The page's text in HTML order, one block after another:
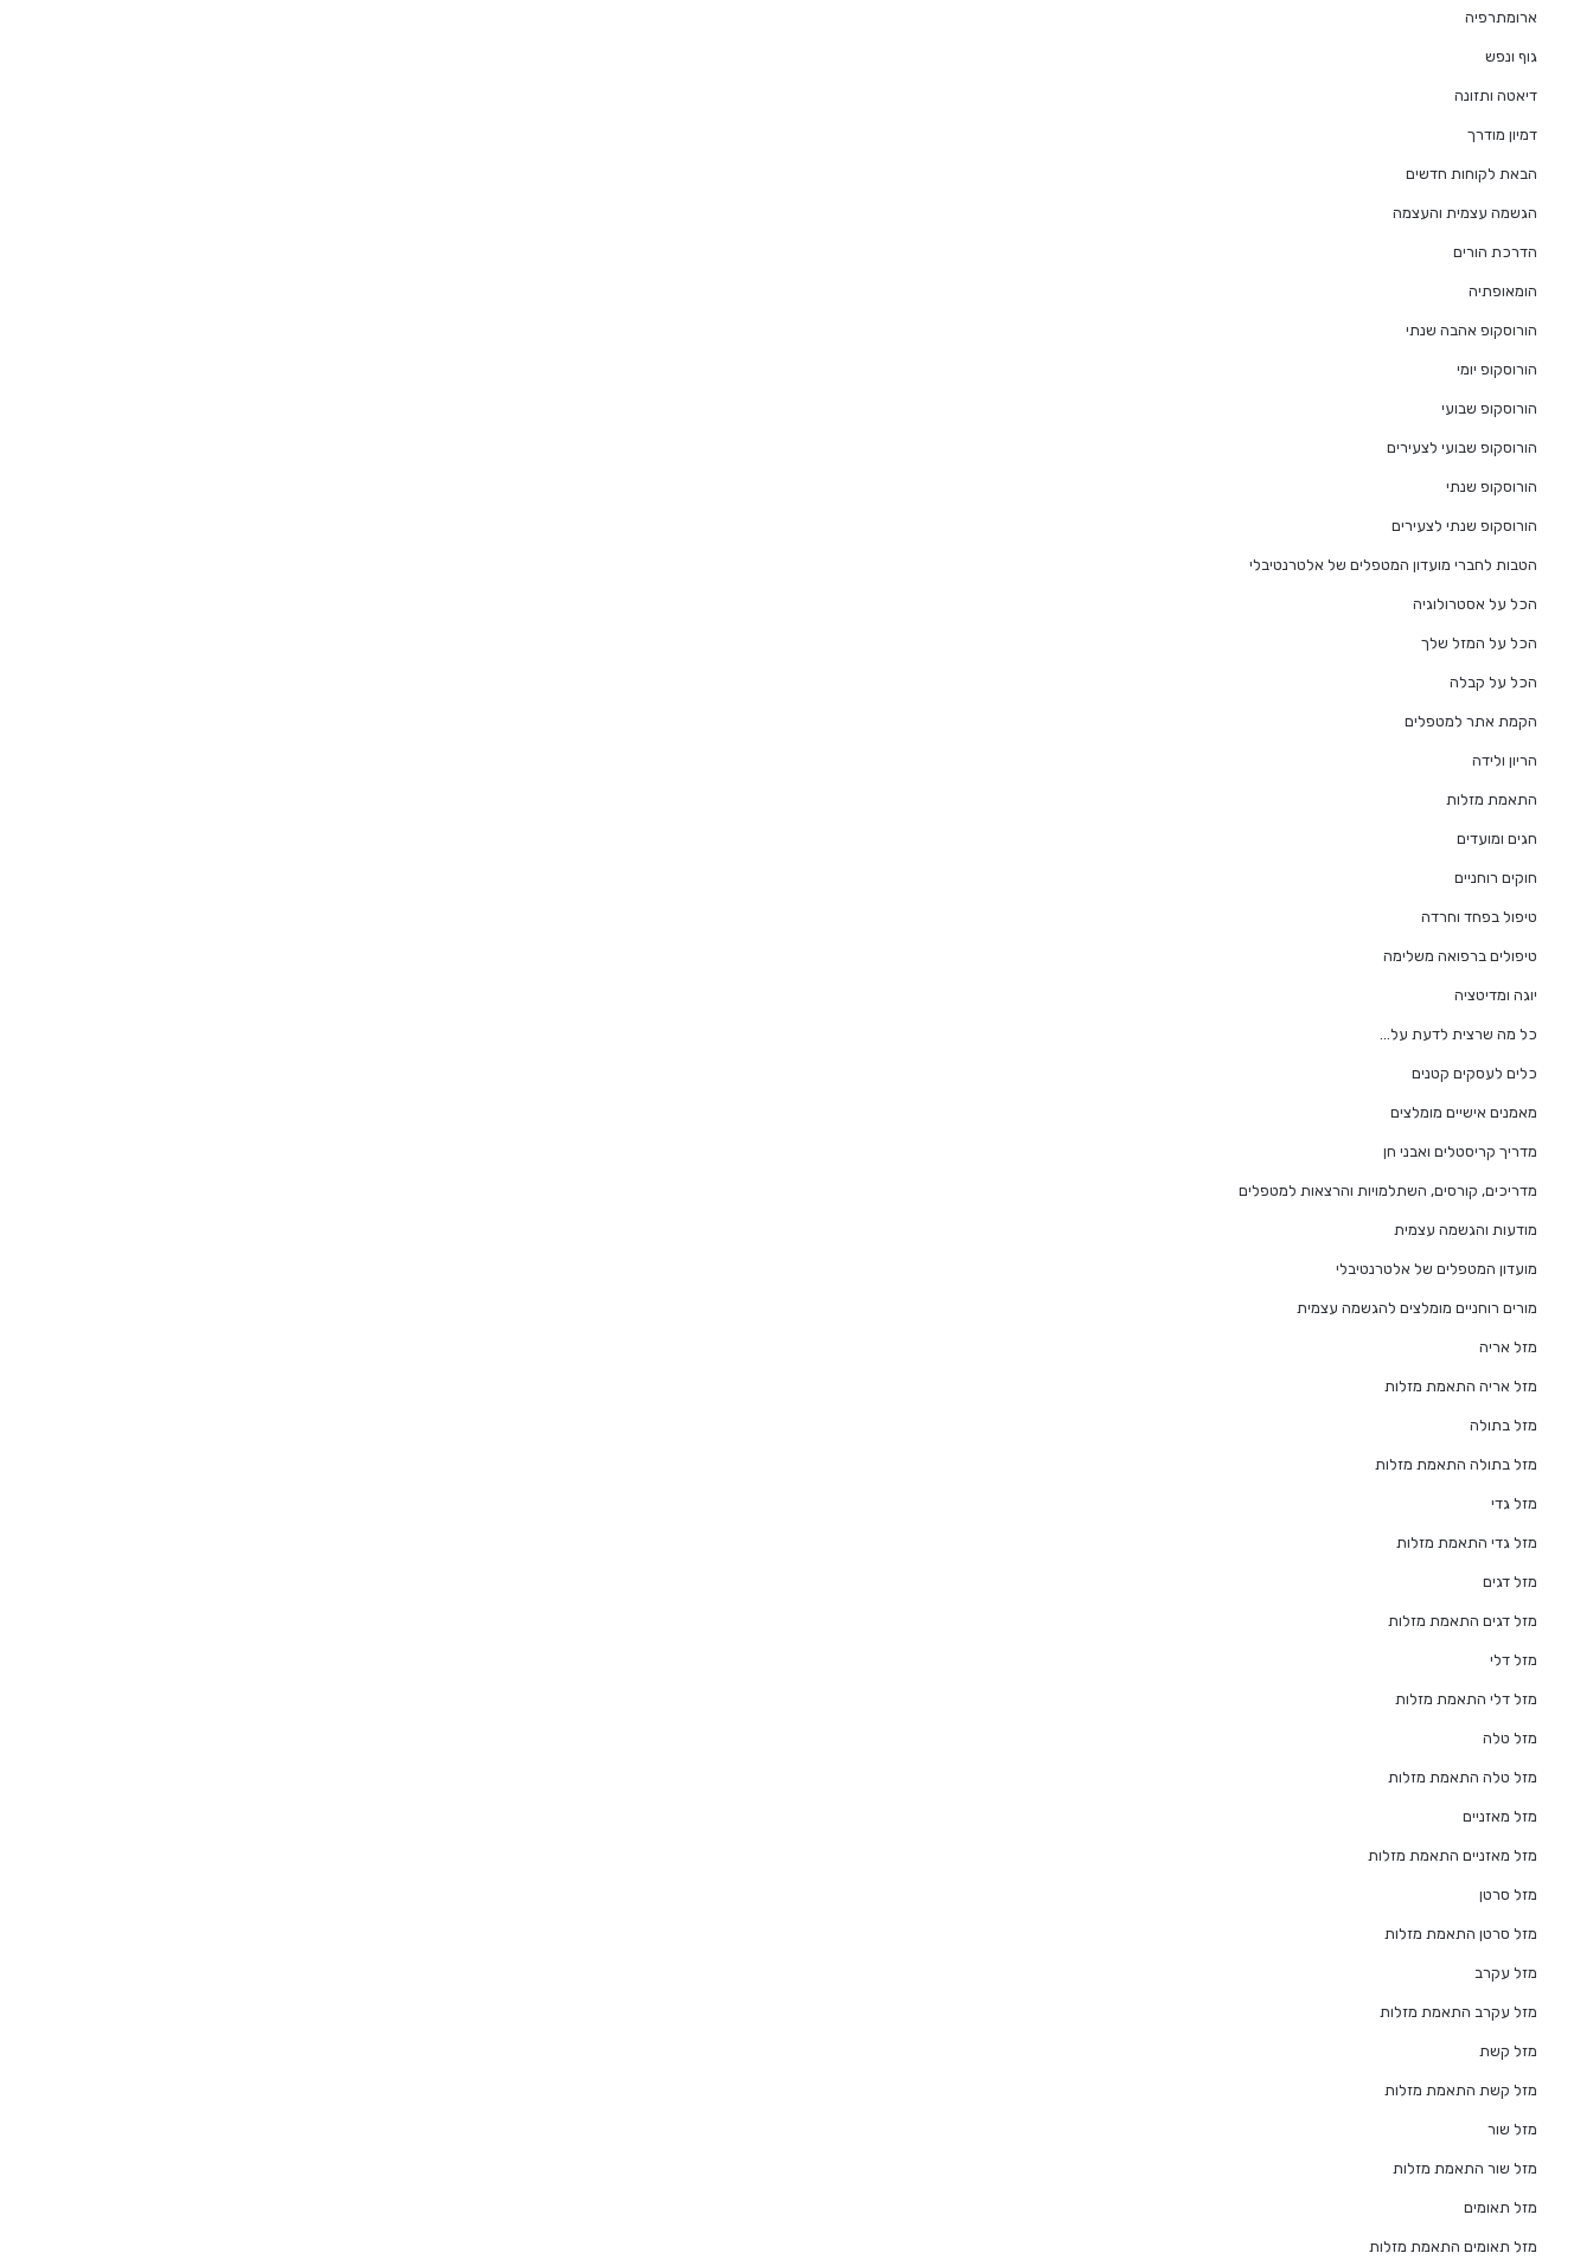
ארומתרפיה
גוף ונפש
דיאטה ותזונה
דמיון מודרך
הבאת לקוחות חדשים
הגשמה עצמית והעצמה
הדרכת הורים
הומאופתיה
הורוסקופ אהבה שנתי
הורוסקופ יומי
הורוסקופ שבועי
הורוסקופ שבועי לצעירים
הורוסקופ שנתי
הורוסקופ שנתי לצעירים
הטבות לחברי מועדון המטפלים של אלטרנטיבלי
הכל על אסטרולוגיה
הכל על המזל שלך
הכל על קבלה
הקמת אתר למטפלים
הריון ולידה
התאמת מזלות
חגים ומועדים
חוקים רוחניים
טיפול בפחד וחרדה
טיפולים ברפואה משלימה
יוגה ומדיטציה
כל מה שרצית לדעת על…
כלים לעסקים קטנים
מאמנים אישיים מומלצים
מדריך קריסטלים ואבני חן
מדריכים, קורסים, השתלמויות והרצאות למטפלים
מודעות והגשמה עצמית
מועדון המטפלים של אלטרנטיבלי
מורים רוחניים מומלצים להגשמה עצמית
מזל אריה
מזל אריה התאמת מזלות
מזל בתולה
מזל בתולה התאמת מזלות
מזל גדי
מזל גדי התאמת מזלות
מזל דגים
מזל דגים התאמת מזלות
מזל דלי
מזל דלי התאמת מזלות
מזל טלה
מזל טלה התאמת מזלות
מזל מאזניים
מזל מאזניים התאמת מזלות
מזל סרטן
מזל סרטן התאמת מזלות
מזל עקרב
מזל עקרב התאמת מזלות
מזל קשת
מזל קשת התאמת מזלות
מזל שור
מזל שור התאמת מזלות
מזל תאומים
מזל תאומים התאמת מזלות